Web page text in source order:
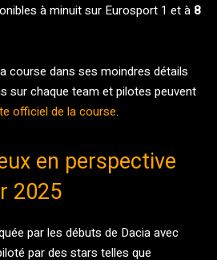
à minuit sur Eurosport 1 et à 8
course dans ses moindres détails
sur chaque team et pilotes peuvent
officiel de la course.
en perspective
2025
par les débuts de Dacia avec
par des stars telles que